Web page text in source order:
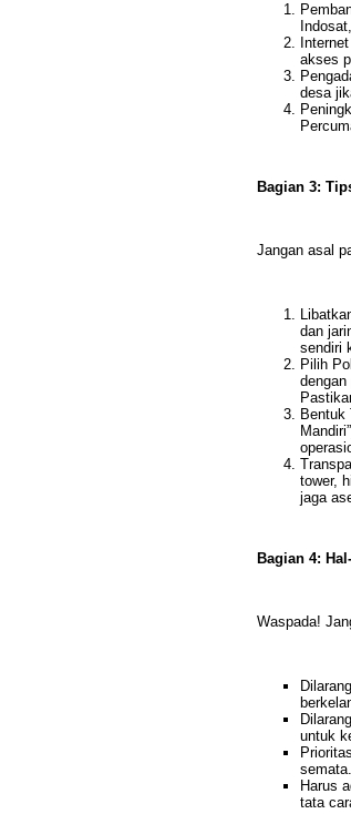
akses
desa
Bagian 3:
Jangan asal
dan
sendiri
Pilih
Bentuk
tower,
jaga
Bagian 4:
Waspada!
untuk
semata.
Harus
tata